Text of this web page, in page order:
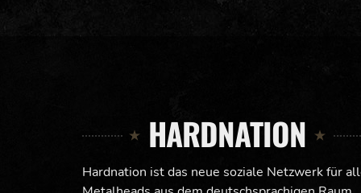
HARDNATION
Hardnation ist das neue soziale Netzwerk für